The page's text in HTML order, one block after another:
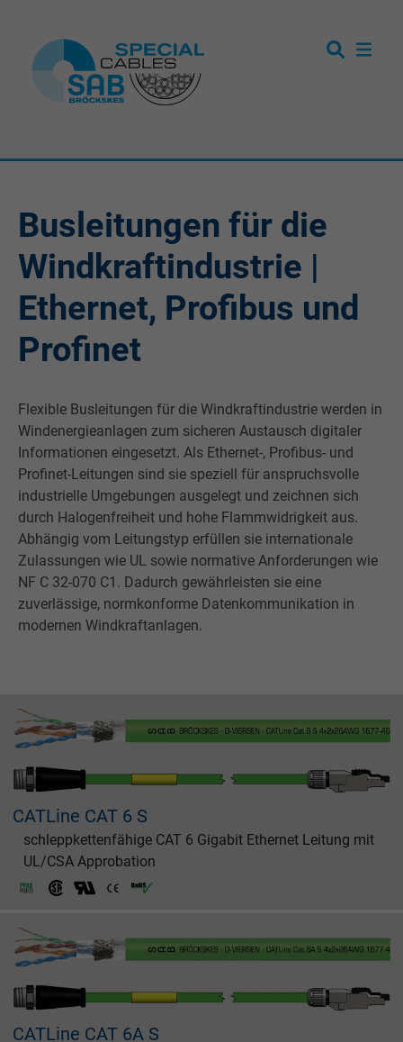
Busleitungen für die
Windkraftindustrie |
Ethernet, Profibus und
Profinet
Flexible Busleitungen für die Windkraftindustrie werden in
Windenergieanlagen zum sicheren Austausch digitaler
Informationen eingesetzt. Als Ethernet-, Profibus- und
Profinet-Leitungen sind sie speziell für anspruchsvolle
industrielle Umgebungen ausgelegt und zeichnen sich
durch Halogenfreiheit und hohe Flammwidrigkeit aus.
Abhängig vom Leitungstyp erfüllen sie internationale
Zulassungen wie UL sowie normative Anforderungen wie
NF C 32-070 C1. Dadurch gewährleisten sie eine
zuverlässige, normkonforme Datenkommunikation in
modernen Windkraftanlagen.
CATLine CAT 6 S
schleppkettenfähige CAT 6 Gigabit Ethernet Leitung mit
UL/CSA Approbation
CATLine CAT 6A S